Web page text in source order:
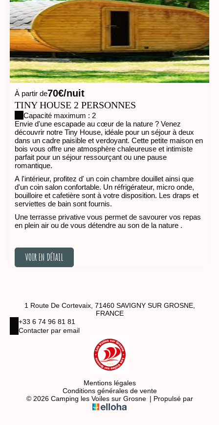
À partir de70€/nuit
TINY HOUSE 2 PERSONNES
Capacité maximum : 2
Envie d'une escapade au cœur de la nature ? Venez
découvrir notre Tiny House, idéale pour un séjour à deux
dans un cadre paisible et verdoyant. Cette petite maison en
bois vous offre une atmosphère chaleureuse et intimiste
parfait pour un séjour ressourçant ou une pause
romantique.
A l'intérieur, profitez d' un coin chambre douillet ainsi que
d'un coin salon confortable. Un réfrigérateur, micro onde,
bouilloire et cafetière sont à votre disposition. Les draps et
serviettes de bain sont fournis.
Une terrasse privative vous permet de savourer vos repas
en plein air ou de vous détendre au son de la nature .
VOIR EN DÉTAIL
1 Route De Cortevaix, 71460 SAVIGNY SUR GROSNE,
FRANCE
+33 6 74 96 81 81
Contacter par email
Mentions légales
Conditions générales de vente
© 2026 Camping les Voiles sur Grosne | Propulsé par